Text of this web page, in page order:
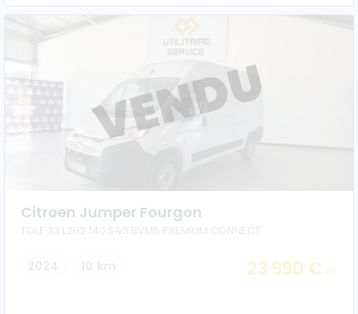
Nissan
Volkswagen
Véhicules 0 km
Citroen Jumper Fourgon
TOLE 33 L2H2 140 S&S BVM6 PREMIUM CONNECT
2024 10 km 23 990 € HT